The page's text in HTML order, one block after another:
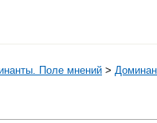
Поле мнений >